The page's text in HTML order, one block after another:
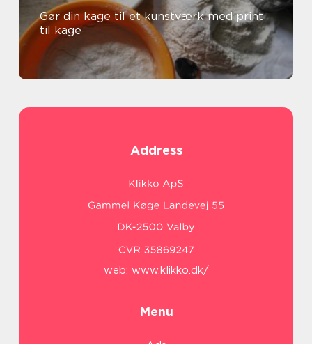
Gør din kage til et kunstværk med print
til kage
Address
web: www.klikko.dk/
Menu